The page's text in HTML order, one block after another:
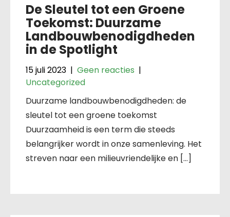
De Sleutel tot een Groene
Toekomst: Duurzame
Landbouwbenodigdheden
in de Spotlight
15 juli 2023 | Geen reacties |
Uncategorized
Duurzame landbouwbenodigdheden: de
sleutel tot een groene toekomst
Duurzaamheid is een term die steeds
belangrijker wordt in onze samenleving. Het
streven naar een milieuvriendelijke en […]